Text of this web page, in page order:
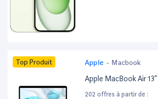
Top Produit Apple - Macbook
Apple MacBook Air
202 offres à partir de :